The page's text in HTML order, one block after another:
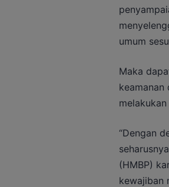
umum
Maka
“Dengan
(HMBP)
kewajiban